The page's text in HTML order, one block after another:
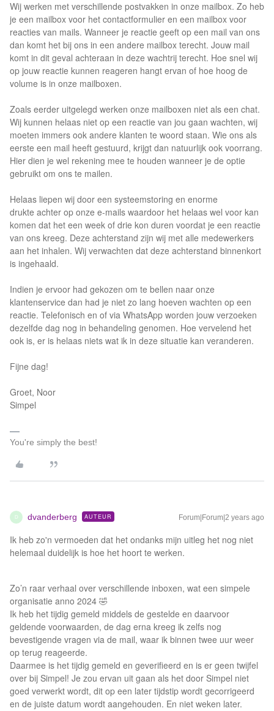
Wij werken met verschillende postvakken in onze mailbox. Zo heb
je een mailbox voor het contactformulier en een mailbox voor
reacties van mails. Wanneer je reactie geeft op een mail van ons
dan komt het bij ons in een andere mailbox terecht. Jouw mail
komt in dit geval achteraan in deze wachtrij terecht. Hoe snel wij
op jouw reactie kunnen reageren hangt ervan of hoe hoog de
volume is in onze mailboxen.
Zoals eerder uitgelegd werken onze mailboxen niet als een chat.
Wij kunnen helaas niet op een reactie van jou gaan wachten, wij
moeten immers ook andere klanten te woord staan. Wie ons als
eerste een mail heeft gestuurd, krijgt dan natuurlijk ook voorrang.
Hier dien je wel rekening mee te houden wanneer je de optie
gebruikt om ons te mailen.
Helaas liepen wij door een systeemstoring en enorme
drukte achter op onze e-mails waardoor het helaas wel voor kan
komen dat het een week of drie kon duren voordat je een reactie
van ons kreeg. Deze achterstand zijn wij met alle medewerkers
aan het inhalen. Wij verwachten dat deze achterstand binnenkort
is ingehaald.
Indien je ervoor had gekozen om te bellen naar onze
klantenservice dan had je niet zo lang hoeven wachten op een
reactie. Telefonisch en of via WhatsApp worden jouw verzoeken
dezelfde dag nog in behandeling genomen. Hoe vervelend het
ook is, er is helaas niets wat ik in deze situatie kan veranderen.
Fijne dag!
Groet, Noor
Simpel
You're simply the best!
D dvanderberg AUTEUR Forum|Forum|2 years ago
Ik heb zo'n vermoeden dat het ondanks mijn uitleg het nog niet
helemaal duidelijk is hoe het hoort te werken.
Zo’n raar verhaal over verschillende inboxen, wat een simpele
organisatie anno 2024 🤣
Ik heb het tijdig gemeld middels de gestelde en daarvoor
geldende voorwaarden, de dag erna kreeg ik zelfs nog
bevestigende vragen via de mail, waar ik binnen twee uur weer
op terug reageerde.
Daarmee is het tijdig gemeld en geverifieerd en is er geen twijfel
over bij Simpel! Je zou ervan uit gaan als het door Simpel niet
goed verwerkt wordt, dit op een later tijdstip wordt gecorrigeerd
en de juiste datum wordt aangehouden. En niet weken later.